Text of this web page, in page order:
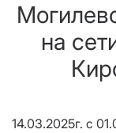
на
14.03.2025г. с